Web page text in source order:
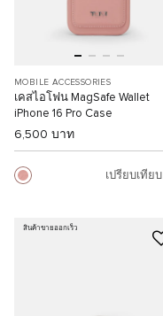
MOBILE ACCESSORIES
เคสไอโฟน MagSafe Wallet
iPhone 16 Pro Case
6,500 บาท
เปรียบเทียบ
สินค้าขายออกเร็ว